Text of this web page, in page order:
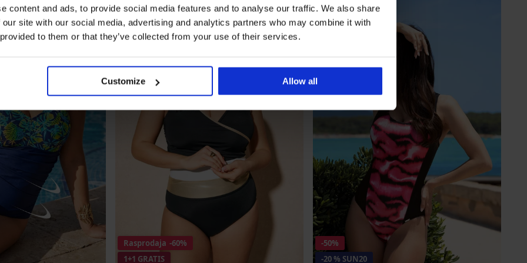
content and ads, to provide social media features and to analyse our traffic. We also share
site with our social media, advertising and analytics partners who may combine it with
to them or that they’ve collected from your use of their services.
Customize Allow all
Rasprodaja -60%
1+1 GRATIS
-50%
-20 % SUN20